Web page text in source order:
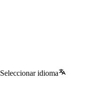
Seleccionar idioma